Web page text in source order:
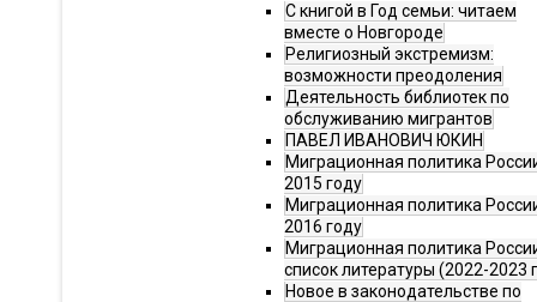
С книгой в Год семьи: читаем
вместе о Новгороде
Религиозный экстремизм:
возможности преодоления
Деятельность библиотек по
обслуживанию мигрантов
ПАВЕЛ ИВАНОВИЧ ЮКИН
Миграционная политика
2015 году
Миграционная политика
2016 году
Миграционная политика
список литературы (2022-2023
Новое в законодательстве по